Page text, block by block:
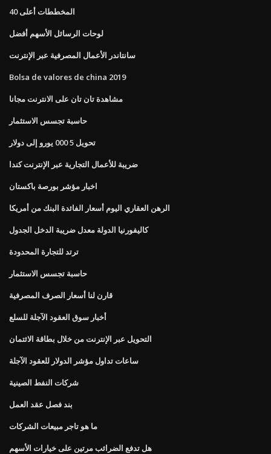
المخططات أعلى 40
لوحات الرسائل الأسهم أفضل
سانتاندر الأعمال المصرفية عبر الإنترنت
Bolsa de valores de china 2019
مشاهدة تان تان على الانترنت مجانا
حاسبة تجسس الاستثمار
تحويل 5 000 يورو إلى دولار
ضريبة للأعمال التجارية عبر الإنترنت كندا
اخبار مؤشر بورصة باكستان
الرهن العقاري اليوم أسعار الفائدة البنك من أمريكا
كاليفورنيا الدولة معدل ضريبة الدخل الجدول
ترتد للتجارة المحدودة
حاسبة تجسس الاستثمار
قارن لنا أسعار الصرف المصرفية
أخبار سوق العقود الآجلة للسلع
التحويل عبر الإنترنت من خلال بطاقة الائتمان
ساعات تداول مؤشر الدولار للعقود الآجلة
شركات النفط الصينية
بند فصل عقد العمل
ما هو تاجر مبيعات الشركات
هل تدفع الضرائب مرتين على خيارات الأسهم